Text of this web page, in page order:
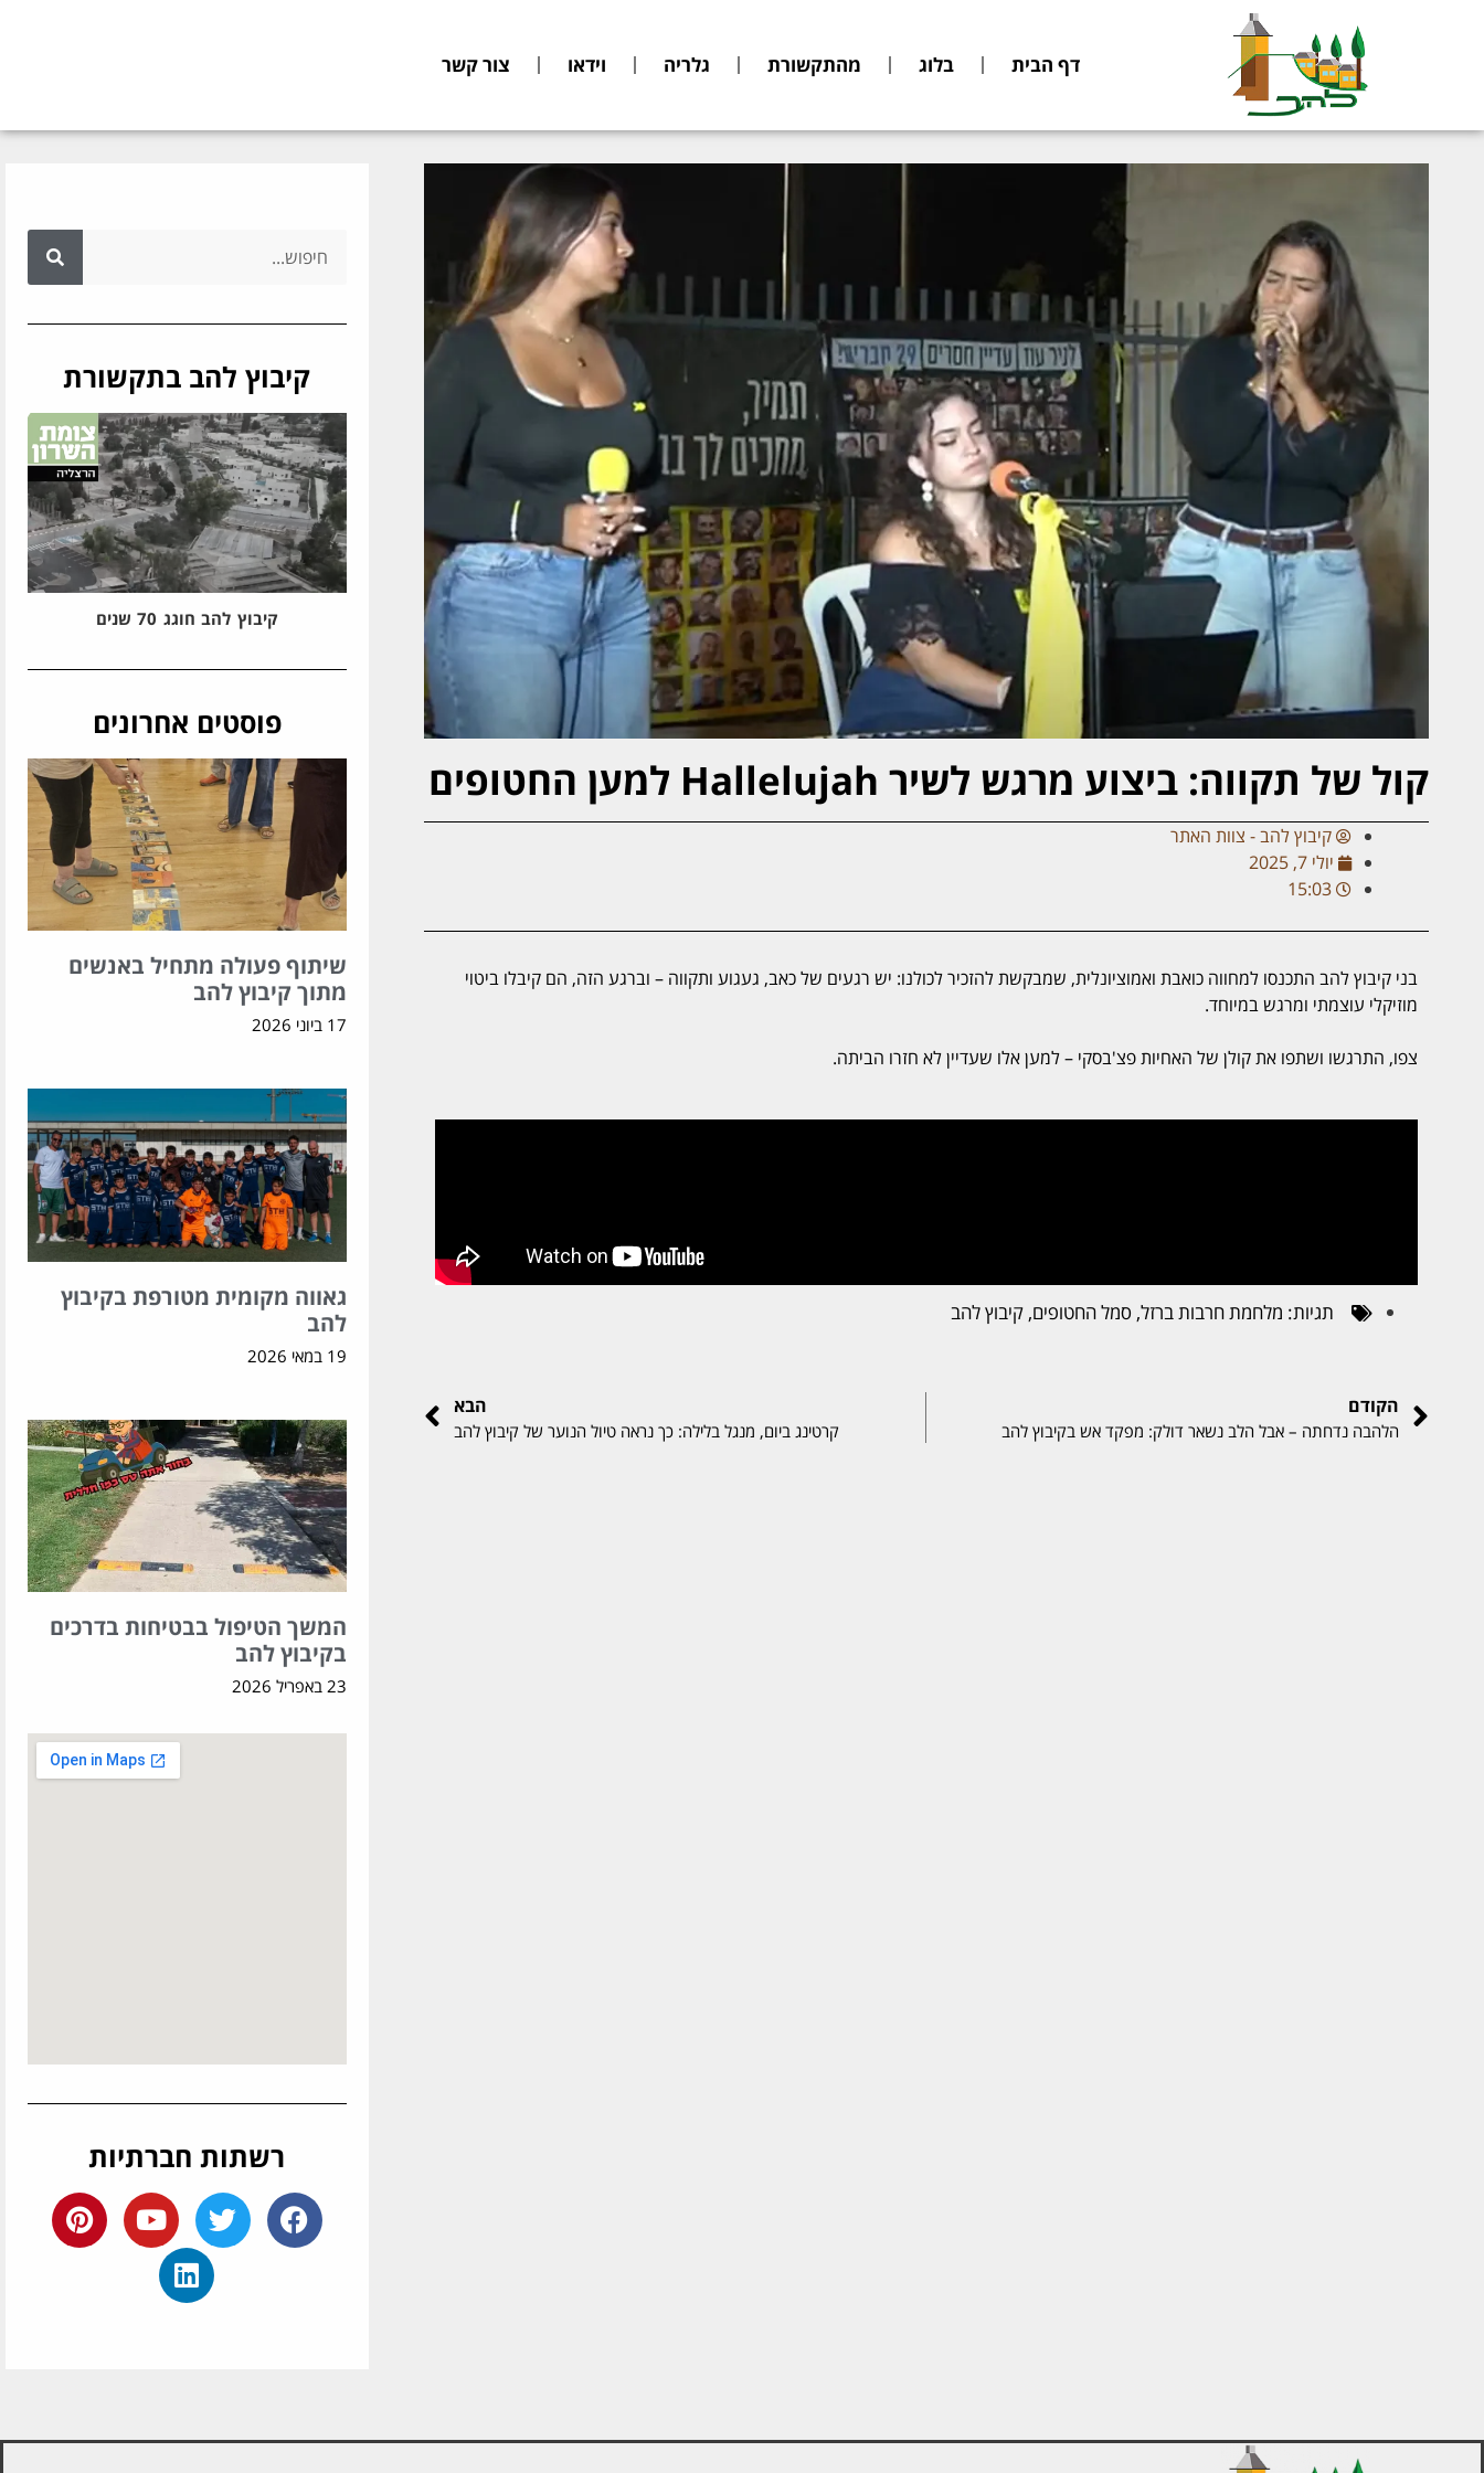
דף הבית בלוג מהתקשורת גלריה וידאו צור קשר
קול של תקווה: ביצוע מרגש לשיר Hallelujah למען החטופים
קיבוץ להב - צוות האתר
יולי 7, 2025
15:03
בני קיבוץ להב התכנסו למחווה כואבת ואמוציונלית, שמבקשת להזכיר לכולנו: יש רגעים של כאב, געגוע ותקווה – וברגע הזה, הם קיבלו ביטוי
מוזיקלי עוצמתי ומרגש במיוחד.
צפו, התרגשו ושתפו את קולן של האחיות פצ'בסקי – למען אלו שעדיין לא חזרו הביתה.
תגיות: מלחמת חרבות ברזל, סמל החטופים,קיבוץ להב
הקודם
הלהבה נדחתה – אבל הלב נשאר דולק: מפקד אש בקיבוץ להב
הבא
קרטינג ביום, מנגל בלילה: כך נראה טיול הנוער של קיבוץ להב
קיבוץ להב בתקשורת
קיבוץ להב חוגג 70 שנים
פוסטים אחרונים
שיתוף פעולה מתחיל באנשים
מתוך קיבוץ להב
17 ביוני 2026
גאווה מקומית מטורפת בקיבוץ
להב
19 במאי 2026
המשך הטיפול בבטיחות בדרכים
בקיבוץ להב
23 באפריל 2026
רשתות חברתיות